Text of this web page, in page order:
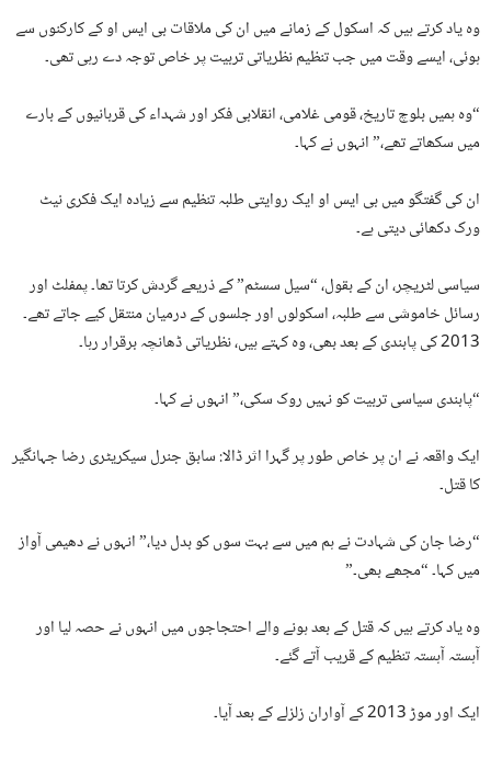
وہ یاد کرتے ہیں کہ اسکول کے زمانے میں ان کی ملاقات بی ایس او کے کارکنوں سے
ہوئی، ایسے وقت میں جب تنظیم نظریاتی تربیت پر خاص توجہ دے رہی تھی۔
“وہ ہمیں بلوچ تاریخ، قومی غلامی، انقلابی فکر اور شہداء کی قربانیوں کے بارے
میں سکھاتے تھے،” انہوں نے کہا۔
ان کی گفتگو میں بی ایس او ایک روایتی طلبہ تنظیم سے زیادہ ایک فکری نیٹ
ورک دکھائی دیتی ہے۔
سیاسی لٹریچر، ان کے بقول، “سیل سسٹم” کے ذریعے گردش کرتا تھا۔ پمفلٹ اور
رسائل خاموشی سے طلبہ، اسکولوں اور جلسوں کے درمیان منتقل کیے جاتے تھے۔
2013 کی پابندی کے بعد بھی، وہ کہتے ہیں، نظریاتی ڈھانچہ برقرار رہا۔
“پابندی سیاسی تربیت کو نہیں روک سکی،” انہوں نے کہا۔
ایک واقعہ نے ان پر خاص طور پر گہرا اثر ڈالا: سابق جنرل سیکریٹری رضا جہانگیر
کا قتل۔
“رضا جان کی شہادت نے ہم میں سے بہت سوں کو بدل دیا،” انہوں نے دھیمی آواز
میں کہا۔ “مجھے بھی۔”
وہ یاد کرتے ہیں کہ قتل کے بعد ہونے والے احتجاجوں میں انہوں نے حصہ لیا اور
آہستہ آہستہ تنظیم کے قریب آتے گئے۔
ایک اور موڑ 2013 کے آواران زلزلے کے بعد آیا۔